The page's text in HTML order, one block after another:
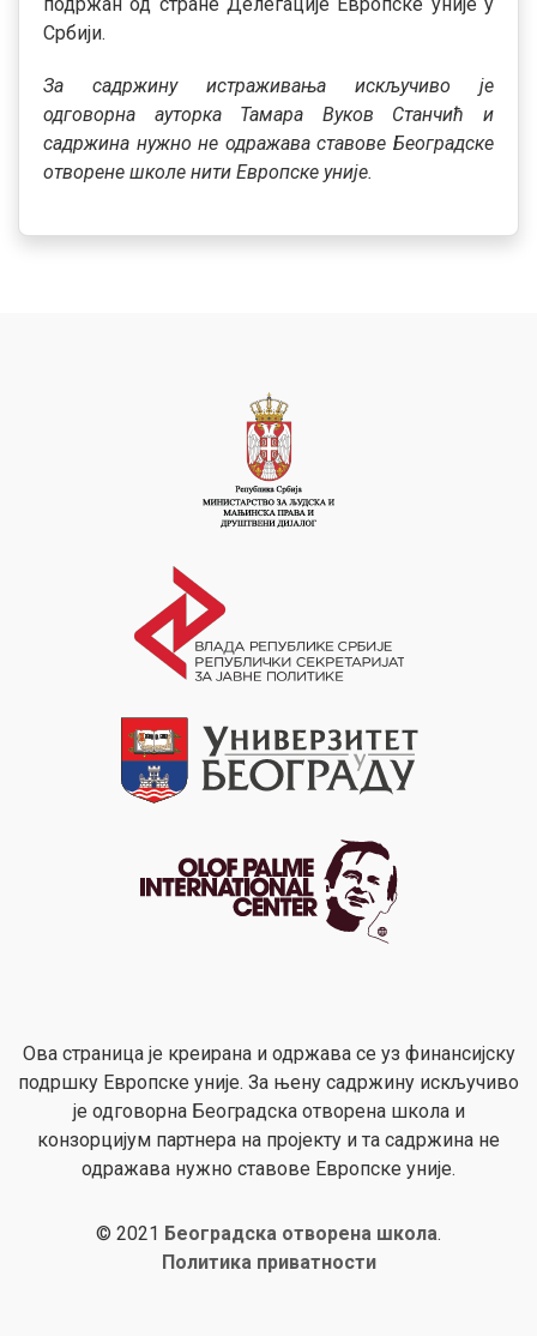
Србији.
За садржину истраживања искључиво је
одговорна ауторка Тамара Вуков Станчић и
садржина нужно не одражава ставове Београдске
отворене школе нити Европске уније.
Ова страница је креирана и одржава се уз финансијску
подршку Европске уније. За њену садржину искључиво
је одговорна Београдска отворена школа и
конзорцијум партнера на пројекту и та садржина не
одражава нужно ставове Европске уније.
© 2021 Београдска отворена школа.
Политика приватности